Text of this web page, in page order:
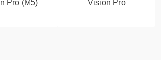
Pro (M5)
Vision Pro